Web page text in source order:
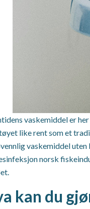
vaskemiddel er
like rent som et
vaskemiddel
norsk
kan du